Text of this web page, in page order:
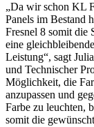
„Da wir schon KL
Panels im Bestand
Fresnel 8 somit die
eine
Leistung“, sagt
und Technischer
Möglichkeit, die
anzupassen und
Farbe zu leuchten,
somit die